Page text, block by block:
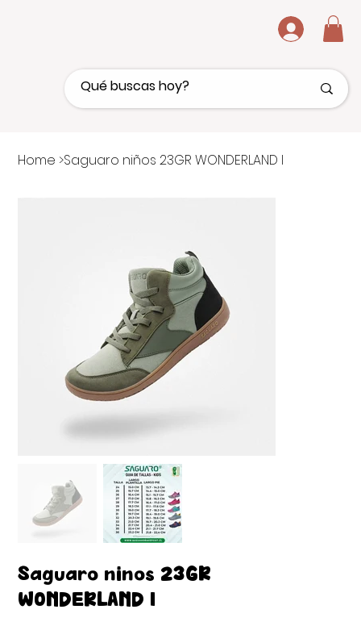
.
Home >Saguaro niños 23GR WONDERLAND I
Saguaro niños 23GR
WONDERLAND I